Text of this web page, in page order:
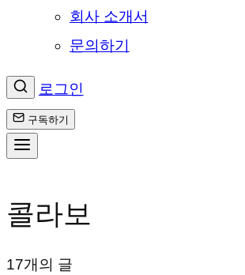
회사 소개서
문의하기
로그인
구독하기
텐
로
콜라보
17개의 글